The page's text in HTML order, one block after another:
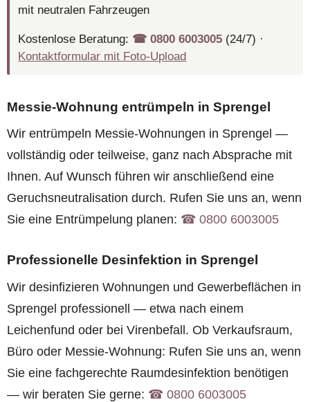
mit neutralen Fahrzeugen
Kostenlose Beratung: ☎︎ 0800 6003005 (24/7) ·
Kontaktformular mit Foto-Upload
Messie-Wohnung entrümpeln in Sprengel
Wir entrümpeln Messie-Wohnungen in Sprengel —
vollständig oder teilweise, ganz nach Absprache mit
Ihnen. Auf Wunsch führen wir anschließend eine
Geruchsneutralisation durch. Rufen Sie uns an, wenn
Sie eine Entrümpelung planen: ☎︎ 0800 6003005
Professionelle Desinfektion in Sprengel
Wir desinfizieren Wohnungen und Gewerbeflächen in
Sprengel professionell — etwa nach einem
Leichenfund oder bei Virenbefall. Ob Verkaufsraum,
Büro oder Messie-Wohnung: Rufen Sie uns an, wenn
Sie eine fachgerechte Raumdesinfektion benötigen
— wir beraten Sie gerne: ☎︎ 0800 6003005